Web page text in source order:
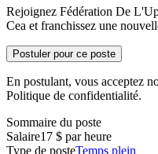
Rejoignez Fédération De
Cea et franchissez une
Postuler pour ce poste
En postulant, vous acceptez
Politique de confidentialité.
Sommaire du poste
Salaire17 $ par heure
Type de posteTemps plein